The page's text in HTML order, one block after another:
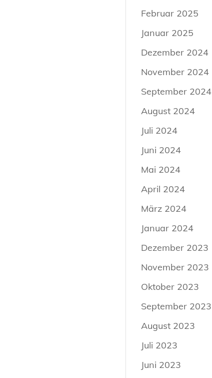
Februar 2025
Januar 2025
Dezember 2024
November 2024
September 2024
August 2024
Juli 2024
Juni 2024
Mai 2024
April 2024
März 2024
Januar 2024
Dezember 2023
November 2023
Oktober 2023
September 2023
August 2023
Juli 2023
Juni 2023